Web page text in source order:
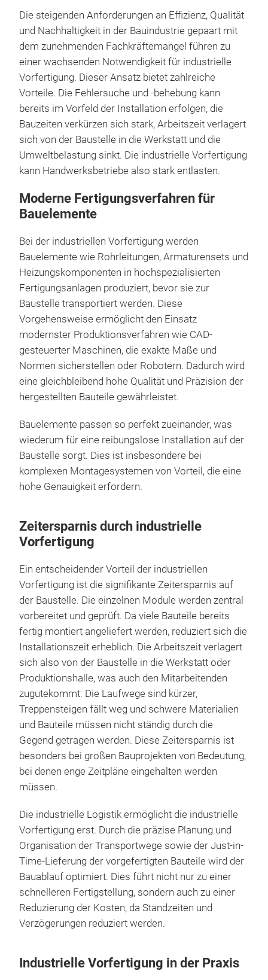
Die steigenden Anforderungen an Effizienz, Qualität
und Nachhaltigkeit in der Bauindustrie gepaart mit
dem zunehmenden Fachkräftemangel führen zu
einer wachsenden Notwendigkeit für industrielle
Vorfertigung. Dieser Ansatz bietet zahlreiche
Vorteile. Die Fehlersuche und -behebung kann
bereits im Vorfeld der Installation erfolgen, die
Bauzeiten verkürzen sich stark, Arbeitszeit verlagert
sich von der Baustelle in die Werkstatt und die
Umweltbelastung sinkt. Die industrielle Vorfertigung
kann Handwerksbetriebe also stark entlasten.
Moderne Fertigungsverfahren für
Bauelemente
Bei der industriellen Vorfertigung werden
Bauelemente wie Rohrleitungen, Armaturensets und
Heizungskomponenten in hochspezialisierten
Fertigungsanlagen produziert, bevor sie zur
Baustelle transportiert werden. Diese
Vorgehensweise ermöglicht den Einsatz
modernster Produktionsverfahren wie CAD-
gesteuerter Maschinen, die exakte Maße und
Normen sicherstellen oder Robotern. Dadurch wird
eine gleichbleibend hohe Qualität und Präzision der
hergestellten Bauteile gewährleistet.
Bauelemente passen so perfekt zueinander, was
wiederum für eine reibungslose Installation auf der
Baustelle sorgt. Dies ist insbesondere bei
komplexen Montagesystemen von Vorteil, die eine
hohe Genauigkeit erfordern.
Zeitersparnis durch industrielle
Vorfertigung
Ein entscheidender Vorteil der industriellen
Vorfertigung ist die signifikante Zeitersparnis auf
der Baustelle. Die einzelnen Module werden zentral
vorbereitet und geprüft. Da viele Bauteile bereits
fertig montiert angeliefert werden, reduziert sich die
Installationszeit erheblich. Die Arbeitszeit verlagert
sich also von der Baustelle in die Werkstatt oder
Produktionshalle, was auch den Mitarbeitenden
zugutekommt: Die Laufwege sind kürzer,
Treppensteigen fällt weg und schwere Materialien
und Bauteile müssen nicht ständig durch die
Gegend getragen werden. Diese Zeitersparnis ist
besonders bei großen Bauprojekten von Bedeutung,
bei denen enge Zeitpläne eingehalten werden
müssen.
Die industrielle Logistik ermöglicht die industrielle
Vorfertigung erst. Durch die präzise Planung und
Organisation der Transportwege sowie der Just-in-
Time-Lieferung der vorgefertigten Bauteile wird der
Bauablauf optimiert. Dies führt nicht nur zu einer
schnelleren Fertigstellung, sondern auch zu einer
Reduzierung der Kosten, da Standzeiten und
Verzögerungen reduziert werden.
Industrielle Vorfertigung in der Praxis